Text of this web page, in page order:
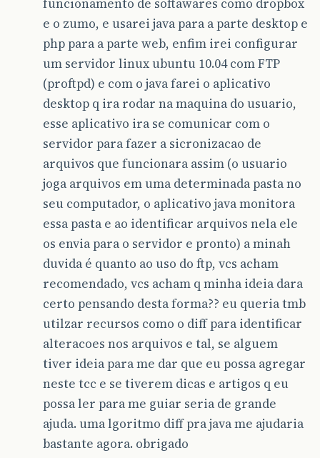
funcionamento de softawares como dropbox
e o zumo, e usarei java para a parte desktop e
php para a parte web, enfim irei configurar
um servidor linux ubuntu 10.04 com FTP
(proftpd) e com o java farei o aplicativo
desktop q ira rodar na maquina do usuario,
esse aplicativo ira se comunicar com o
servidor para fazer a sicronizacao de
arquivos que funcionara assim (o usuario
joga arquivos em uma determinada pasta no
seu computador, o aplicativo java monitora
essa pasta e ao identificar arquivos nela ele
os envia para o servidor e pronto) a minah
duvida é quanto ao uso do ftp, vcs acham
recomendado, vcs acham q minha ideia dara
certo pensando desta forma?? eu queria tmb
utilzar recursos como o diff para identificar
alteracoes nos arquivos e tal, se alguem
tiver ideia para me dar que eu possa agregar
neste tcc e se tiverem dicas e artigos q eu
possa ler para me guiar seria de grande
ajuda. uma lgoritmo diff pra java me ajudaria
bastante agora. obrigado